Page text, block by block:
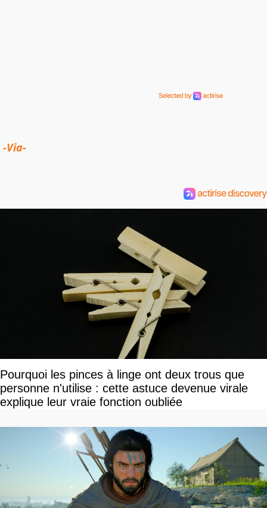
-Via-
Pourquoi les pinces à linge ont deux trous que
personne n'utilise : cette astuce devenue virale
explique leur vraie fonction oubliée